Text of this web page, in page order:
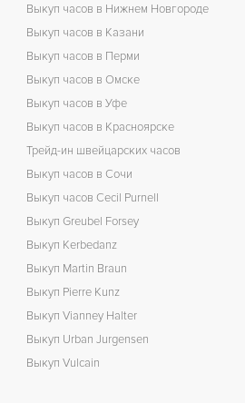
Выкуп часов в Нижнем Новгороде
Выкуп часов в Казани
Выкуп часов в Перми
Выкуп часов в Омске
Выкуп часов в Уфе
Выкуп часов в Красноярске
Трейд-ин швейцарских часов
Выкуп часов в Сочи
Выкуп часов Cecil Purnell
Выкуп Greubel Forsey
Выкуп Kerbedanz
Выкуп Martin Braun
Выкуп Pierre Kunz
Выкуп Vianney Halter
Выкуп Urban Jurgensen
Выкуп Vulcain